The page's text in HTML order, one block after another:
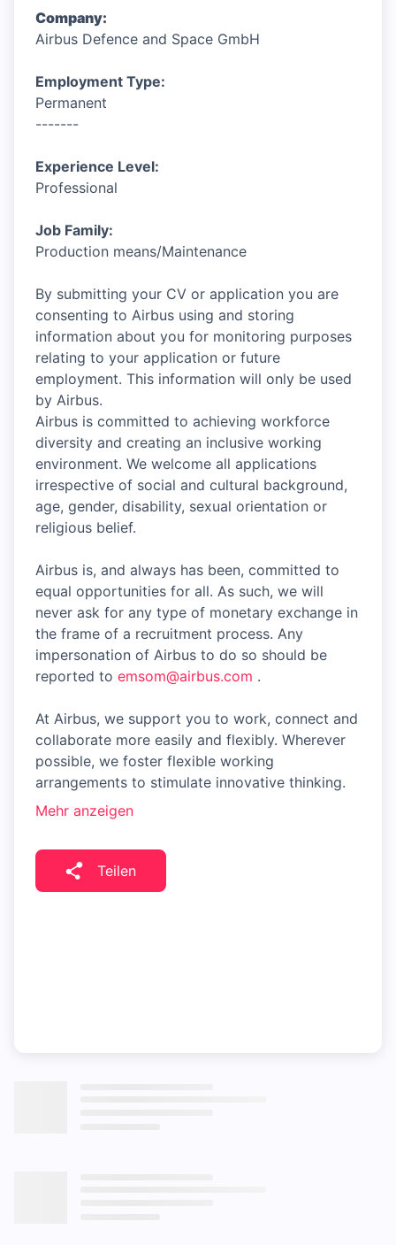
Company:
Airbus Defence and Space GmbH
Employment Type:
Permanent
-------
Experience Level:
Professional
Job Family:
Production means/Maintenance
By submitting your CV or application you are
consenting to Airbus using and storing
information about you for monitoring purposes
relating to your application or future
employment. This information will only be used
by Airbus.
Airbus is committed to achieving workforce
diversity and creating an inclusive working
environment. We welcome all applications
irrespective of social and cultural background,
age, gender, disability, sexual orientation or
religious belief.
Airbus is, and always has been, committed to
equal opportunities for all. As such, we will
never ask for any type of monetary exchange in
the frame of a recruitment process. Any
impersonation of Airbus to do so should be
reported to emsom@airbus.com .
At Airbus, we support you to work, connect and
collaborate more easily and flexibly. Wherever
possible, we foster flexible working
arrangements to stimulate innovative thinking.
Mehr anzeigen
Teilen